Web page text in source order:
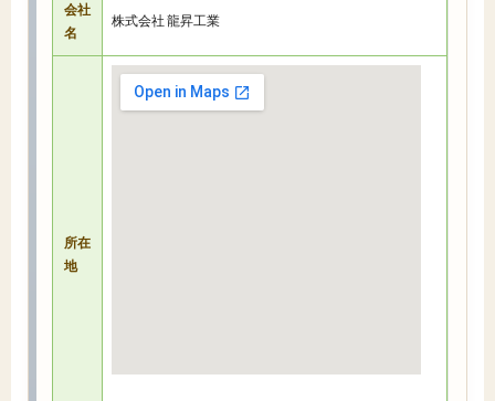
会社
名
株式会社 龍昇工業
所在
地